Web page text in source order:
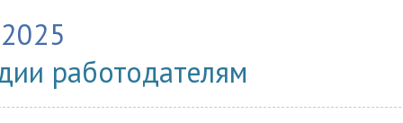
работодателям